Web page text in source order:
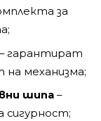
за
– гарантират
на механизма;
шипа –
сигурност;